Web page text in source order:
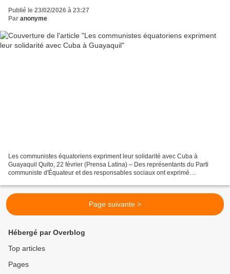
Publié le 23/02/2026 à 23:27
Par anonyme
Les communistes équatoriens expriment leur solidarité avec Cuba à
Guayaquil Quito, 22 février (Prensa Latina) – Des représentants du Parti
communiste d'Équateur et des responsables sociaux ont exprimé
Page suivante >
Hébergé par Overblog
Top articles
Pages